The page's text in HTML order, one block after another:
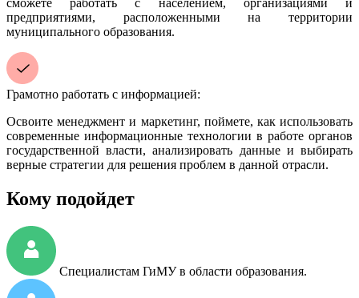
предприятиями, расположенными на территории
муниципального образования.
Грамотно работать с информацией:
Освоите менеджмент и маркетинг, поймете, как использовать
современные информационные технологии в работе органов
государственной власти, анализировать данные и выбирать
верные стратегии для решения проблем в данной отрасли.
Кому подойдет
Специалистам ГиМУ в области образования.